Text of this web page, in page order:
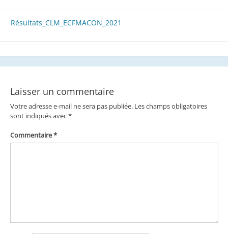
Résultats_CLM_ECFMACON_2021
Laisser un commentaire
Votre adresse e-mail ne sera pas publiée. Les champs obligatoires
sont indiqués avec*
Commentaire*